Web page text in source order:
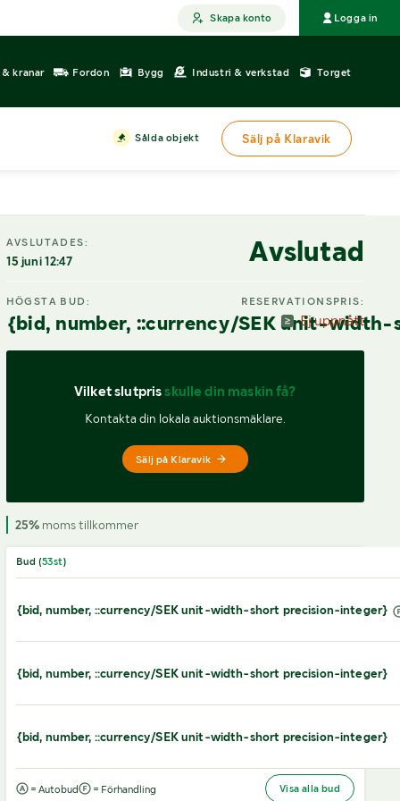
Skapa konto Logga in
kranar Fordon Bygg Industri & verkstad Torget
Sålda objekt Sälj på Klaravik
AVSLUTADES:
15 juni 12:47 Avslutad
HÖGSTA BUD:
{bid, number, ::currency/SEK unit-
RESERVATIONSPRIS:
Ej uppnått
Vilket slutpris skulle din maskin få?
Kontakta din lokala auktionsmäklare.
Sälj på Klaravik
25%moms tillkommer
Bud (53st)
{bid, number, ::currency/SEK unit-width-short precision-integer}
{bid, number, ::currency/SEK unit-width-short precision-integer}
{bid, number, ::currency/SEK unit-width-short precision-integer}
= Autobud = Förhandling Visa alla bud